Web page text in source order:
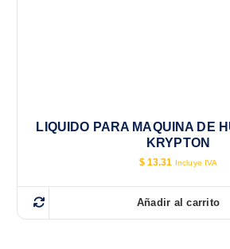
LIQUIDO PARA MAQUINA DE
KRYPTON
$13.31 Incluye IVA
Añadir al carrito